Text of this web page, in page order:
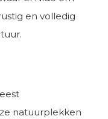
en volledig
natuurplekken